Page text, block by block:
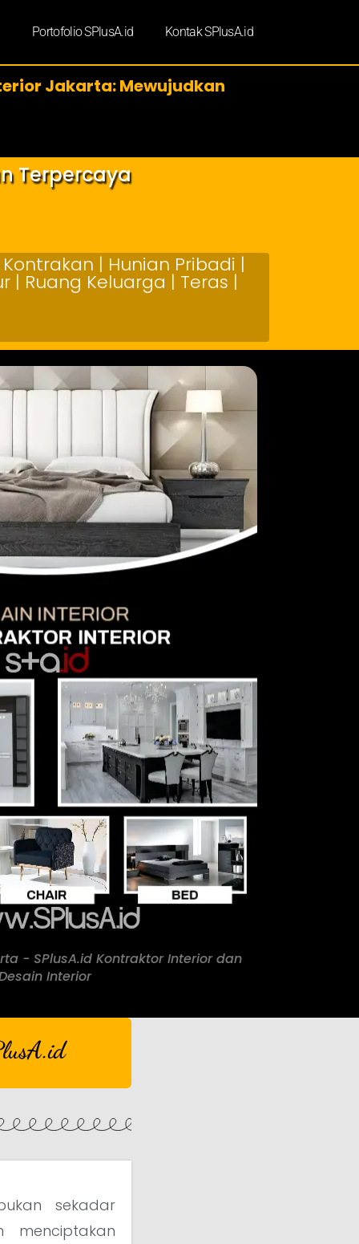
Portofolio SPlusA.id Kontak SPlusA.id
Jakarta: Mewujudkan
Terpercaya
| Hunian Pribadi |
| Ruang Keluarga | Teras |
- SPlusA.id Kontraktor Interior dan
Interior
sekadar